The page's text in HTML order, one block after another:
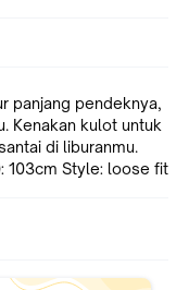
panjang pendeknya,
Kenakan kulot untuk
di liburanmu.
103cm Style: loose fit